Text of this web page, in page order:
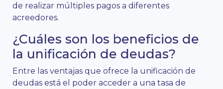
de realizar múltiples pagos a diferentes
acreedores.
¿Cuáles son los beneficios de
la unificación de deudas?
Entre las ventajas que ofrece la unificación de
deudas está el poder acceder a una tasa de